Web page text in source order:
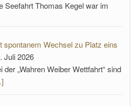
Seefahrt Thomas Kegel war im
spontanem Wechsel zu Platz eins
Juli 2026
der „Wahren Weiber Wettfahrt“ sind